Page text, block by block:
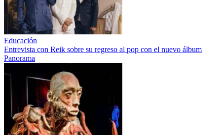
Educación
Entrevista con Reik sobre su regreso al pop con el nuevo álbum
Panorama